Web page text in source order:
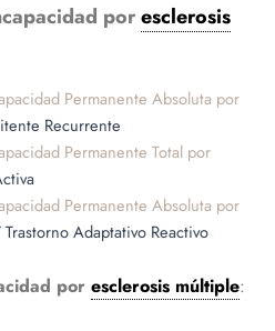
poresclerosis
Permanente Absoluta por
Recurrente
Permanente Total por
Permanente Absoluta por
Trastorno Adaptativo Reactivo
por esclerosis múltiple: